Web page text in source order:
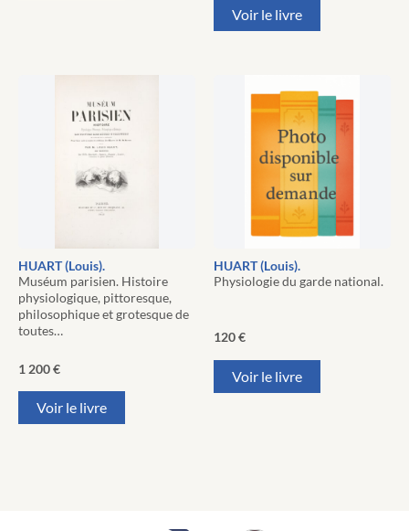
Voir le livre
HUART (Louis).
Muséum parisien. Histoire
physiologique, pittoresque,
philosophique et grotesque de
toutes…
1 200€
Voir le livre
HUART (Louis).
Physiologie du garde national.
120€
Voir le livre